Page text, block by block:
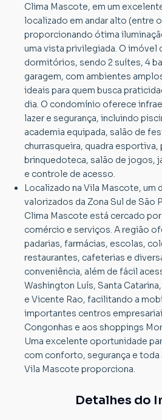
Clima Mascote, em um
localizado em andar alto (entre o
proporcionando ótima
uma vista privilegiada. O imóvel
dormitórios, sendo 2 suítes, 4
garagem, com ambientes
ideais para quem busca
dia. O condomínio oferece
lazer e segurança, incluindo
academia equipada, salão de
churrasqueira, quadra esportiva,
brinquedoteca, salão de jogos,
e controle de acesso.
Localizado na Vila Mascote, um
valorizados da Zona Sul de São
Clima Mascote está cercado
comércio e serviços. A região
padarias, farmácias, escolas,
restaurantes, cafeterias e
conveniência, além de fácil
Washington Luís, Santa
e Vicente Rao, facilitando a
importantes centros
Congonhas e aos shoppings
Uma excelente oportunidade
com conforto, segurança e toda
Vila Mascote proporciona.
Detalhes do